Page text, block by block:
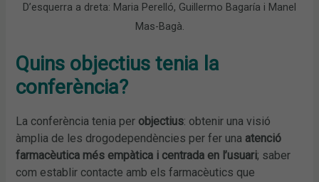
D’esquerra a dreta: Maria Perelló, Guillermo Bagaría i Manel
Mas-Bagà.
Quins objectius tenia la
conferència?
La conferència tenia per objectius: obtenir una visió
àmplia de les drogodependències per fer una atenció
farmacèutica més empàtica i centrada en l’usuari; saber
com establir contacte amb els farmacèutics que